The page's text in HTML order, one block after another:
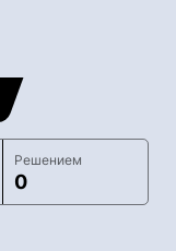
Решением
0